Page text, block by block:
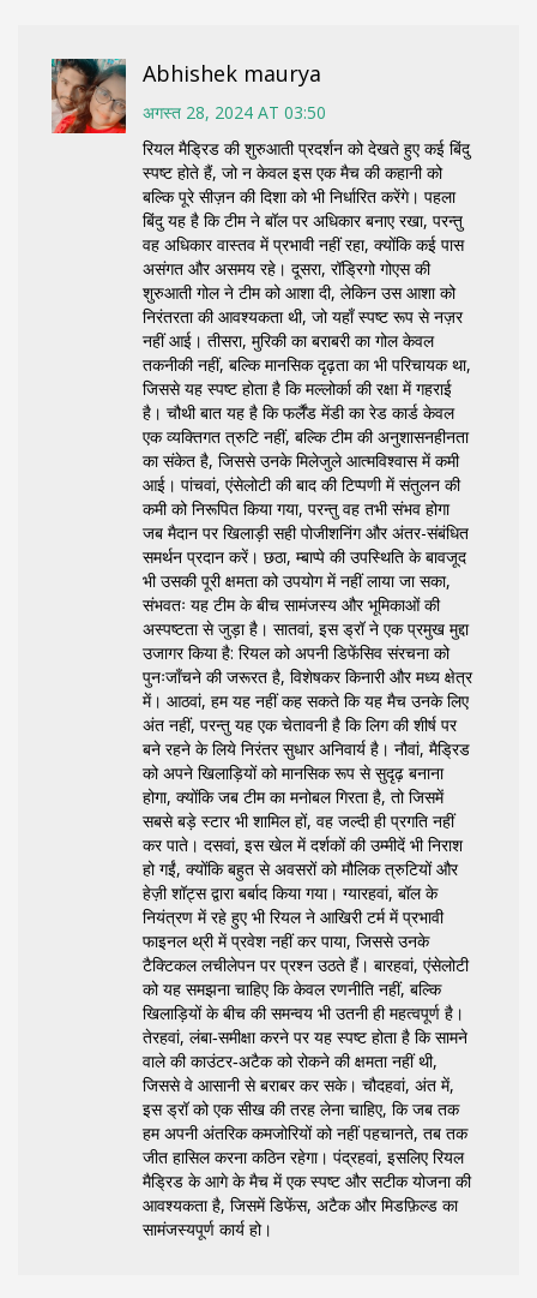
Abhishek maurya
अगस्त 28, 2024 AT 03:50
रियल मैड्रिड की शुरुआती प्रदर्शन को देखते हुए कई बिंदु
स्पष्ट होते हैं, जो न केवल इस एक मैच की कहानी को
बल्कि पूरे सीज़न की दिशा को भी निर्धारित करेंगे। पहला
बिंदु यह है कि टीम ने बॉल पर अधिकार बनाए रखा, परन्तु
वह अधिकार वास्तव में प्रभावी नहीं रहा, क्योंकि कई पास
असंगत और असमय रहे। दूसरा, रॉड्रिगो गोएस की
शुरुआती गोल ने टीम को आशा दी, लेकिन उस आशा को
निरंतरता की आवश्यकता थी, जो यहाँ स्पष्ट रूप से नज़र
नहीं आई। तीसरा, मुरिकी का बराबरी का गोल केवल
तकनीकी नहीं, बल्कि मानसिक दृढ़ता का भी परिचायक था,
जिससे यह स्पष्ट होता है कि मल्लोर्का की रक्षा में गहराई
है। चौथी बात यह है कि फर्लैंड मेंडी का रेड कार्ड केवल
एक व्यक्तिगत त्रुटि नहीं, बल्कि टीम की अनुशासनहीनता
का संकेत है, जिससे उनके मिलेजुले आत्मविश्वास में कमी
आई। पांचवां, एंसेलोटी की बाद की टिप्पणी में संतुलन की
कमी को निरूपित किया गया, परन्तु वह तभी संभव होगा
जब मैदान पर खिलाड़ी सही पोजीशनिंग और अंतर-संबंधित
समर्थन प्रदान करें। छठा, म्बाप्पे की उपस्थिति के बावजूद
भी उसकी पूरी क्षमता को उपयोग में नहीं लाया जा सका,
संभवतः यह टीम के बीच सामंजस्य और भूमिकाओं की
अस्पष्टता से जुड़ा है। सातवां, इस ड्रॉ ने एक प्रमुख मुद्दा
उजागर किया है: रियल को अपनी डिफेंसिव संरचना को
पुनःजाँचने की जरूरत है, विशेषकर किनारी और मध्य क्षेत्र
में। आठवां, हम यह नहीं कह सकते कि यह मैच उनके लिए
अंत नहीं, परन्तु यह एक चेतावनी है कि लिग की शीर्ष पर
बने रहने के लिये निरंतर सुधार अनिवार्य है। नौवां, मैड्रिड
को अपने खिलाड़ियों को मानसिक रूप से सुदृढ़ बनाना
होगा, क्योंकि जब टीम का मनोबल गिरता है, तो जिसमें
सबसे बड़े स्टार भी शामिल हों, वह जल्दी ही प्रगति नहीं
कर पाते। दसवां, इस खेल में दर्शकों की उम्मीदें भी निराश
हो गईं, क्योंकि बहुत से अवसरों को मौलिक त्रुटियों और
हेज़ी शॉट्स द्वारा बर्बाद किया गया। ग्यारहवां, बॉल के
नियंत्रण में रहे हुए भी रियल ने आखिरी टर्म में प्रभावी
फाइनल थ्री में प्रवेश नहीं कर पाया, जिससे उनके
टैक्टिकल लचीलेपन पर प्रश्न उठते हैं। बारहवां, एंसेलोटी
को यह समझना चाहिए कि केवल रणनीति नहीं, बल्कि
खिलाड़ियों के बीच की समन्वय भी उतनी ही महत्वपूर्ण है।
तेरहवां, लंबा‑समीक्षा करने पर यह स्पष्ट होता है कि सामने
वाले की काउंटर‑अटैक को रोकने की क्षमता नहीं थी,
जिससे वे आसानी से बराबर कर सके। चौदहवां, अंत में,
इस ड्रॉ को एक सीख की तरह लेना चाहिए, कि जब तक
हम अपनी अंतरिक कमजोरियों को नहीं पहचानते, तब तक
जीत हासिल करना कठिन रहेगा। पंद्रहवां, इसलिए रियल
मैड्रिड के आगे के मैच में एक स्पष्ट और सटीक योजना की
आवश्यकता है, जिसमें डिफेंस, अटैक और मिडफ़िल्ड का
सामंजस्यपूर्ण कार्य हो।